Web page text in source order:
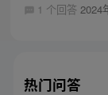
1 个回答 2024
热门问答